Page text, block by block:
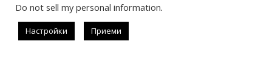
Do not sell my personal information.
Настройки Приеми